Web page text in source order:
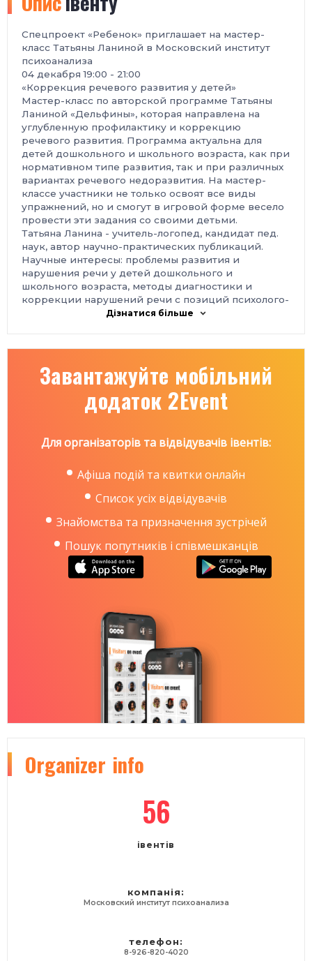
Спецпроект «Ребенок» приглашает на мастер-
класс Татьяны Ланиной в Московский институт
психоанализа
04 декабря 19:00 - 21:00
«Коррекция речевого развития у детей»
Мастер-класс по авторской программе Татьяны
Ланиной «Дельфины», которая направлена на
углубленную профилактику и коррекцию
речевого развития. Программа актуальна для
детей дошкольного и школьного возраста, как при
нормативном типе развития, так и при различных
вариантах речевого недоразвития. На мастер-
классе участники не только освоят все виды
упражнений, но и смогут в игровой форме весело
провести эти задания со своими детьми.
Татьяна Ланина - учитель-логопед, кандидат пед.
наук, автор научно-практических публикаций.
Научные интересы: проблемы развития и
нарушения речи у детей дошкольного и
школьного возраста, методы диагностики и
коррекции нарушений речи с позиций психолого-
педагогического и нейропсихологического
регистрация:
https://goo.gl/forms/ASY2eN1BtkuG9sQD2
Есть возможность принять участие в онлайн-
трансляции, билеты на сайтеhttp://event2016-
2017.ticketforevent.com/ru/
Дізнатися більше
Завантажуйте мобільний
додаток 2Event
Для організаторів та відвідувачів івентів:
Афіша подій та квитки онлайн
Список усіх відвідувачів
Знайомства та призначення зустрічей
Пошук попутників і співмешканців
Organizer info
56
івентів
компанія:
Московский институт психоанализа
телефон:
8-926-820-4020